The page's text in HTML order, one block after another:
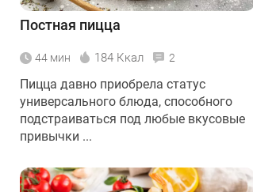
Постная пицца
44 мин 184 Ккал 2
Пицца давно приобрела статус
универсального блюда, способного
подстраиваться под любые вкусовые
привычки ...